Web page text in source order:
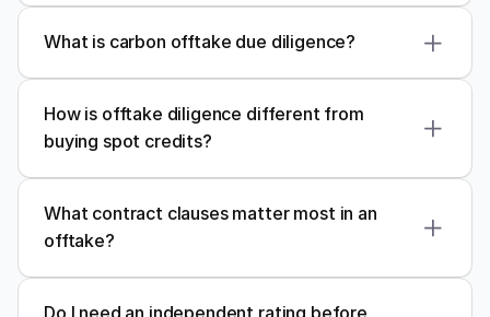
What is carbon offtake due diligence?
How is offtake diligence different from
buying spot credits?
What contract clauses matter most in an
offtake?
Do I need an independent rating before